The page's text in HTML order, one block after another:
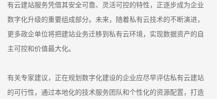
有云建站服务凭借其安全可靠、灵活可控的特性，正逐步成为企业
数字化升级的重要组成部分。未来，随着私有云技术的不断演进，
更多政企单位将把建站业务迁移到私有云环境，实现数据资产的自
主可控和价值最大化。
有关专家建议，正在规划数字化建设的企业应尽早评估私有云建站
的可行性，通过本地化的技术服务团队和个性化的资源配置，打造